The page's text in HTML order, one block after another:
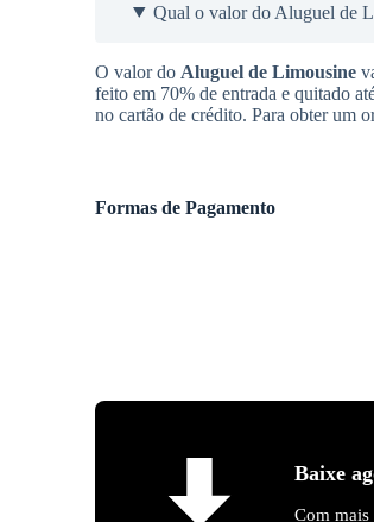
Qual o valor do Aluguel de
O valor do Aluguel de Limousine
feito em 70% de entrada e quitado
no cartão de crédito. Para obter um
Formas de Pagamento
Baixe
Com mais